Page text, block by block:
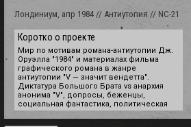
Лондиниум, апр 1984 // Антиутопия // NC-21
Коротко о проекте
Мир по мотивам романа-антиутопии Дж.
Оруэлла "1984" и материалах фильма
графического романа в жанре
антиутопии "V — значит вендетта".
Диктатура Большого Брата vs анархия
анонима "V", допросы, беженцы,
социальная фантастика, политическая
психология и даже поиски утраченного
Грааля.